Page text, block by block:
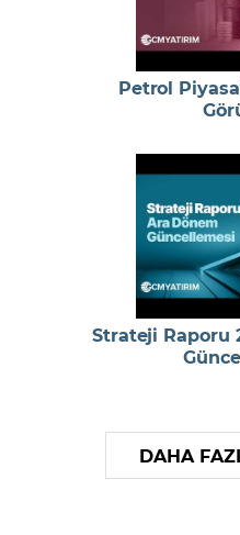
Petrol
Strateji Raporu
DAHA